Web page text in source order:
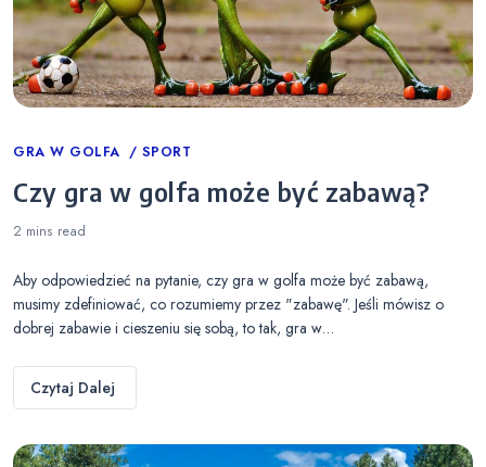
Categories
GRA W GOLFA SPORT
Czy gra w golfa może być zabawą?
2 mins read
Aby odpowiedzieć na pytanie, czy gra w golfa może być zabawą,
musimy zdefiniować, co rozumiemy przez "zabawę". Jeśli mówisz o
dobrej zabawie i cieszeniu się sobą, to tak, gra w…
Czytaj Dalej